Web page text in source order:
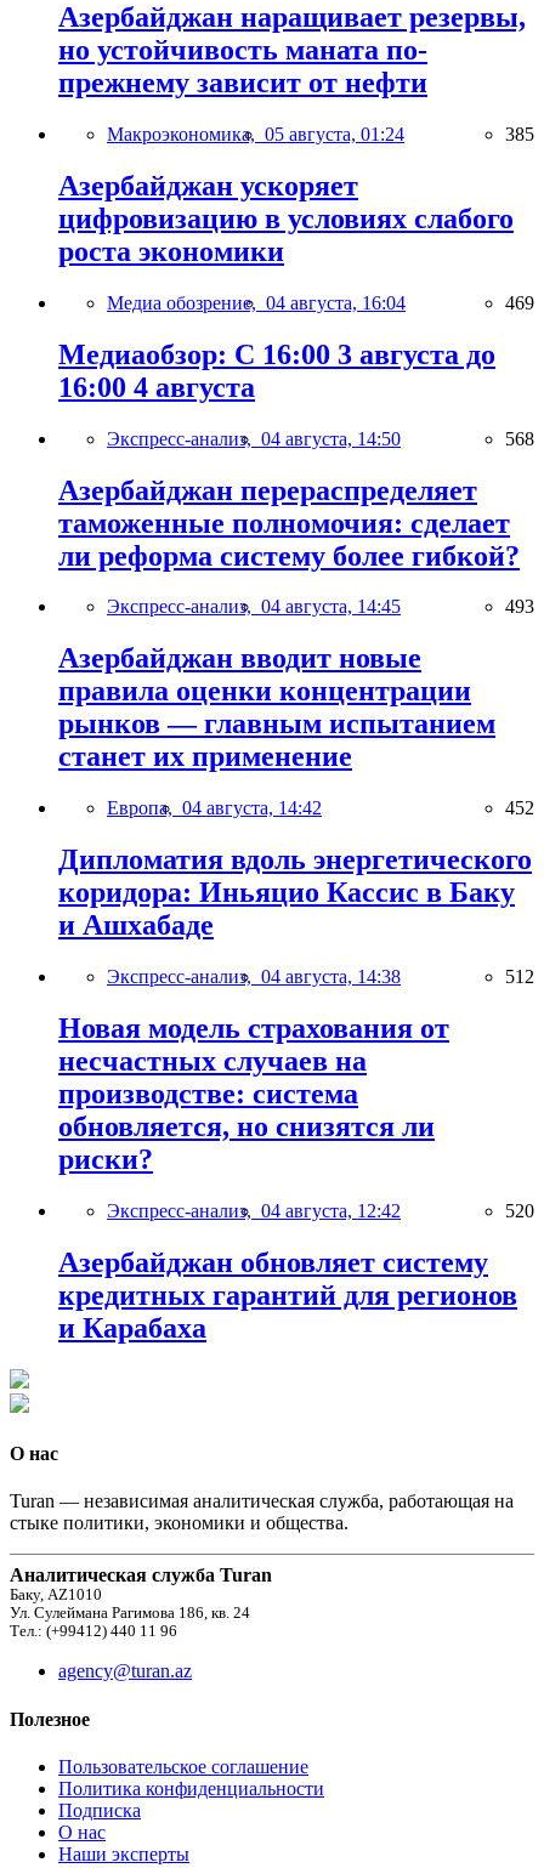
Азербайджан наращивает резервы,
но устойчивость маната по-
прежнему зависит от нефти
Макроэкономика, 05 августа, 01:24 385
Азербайджан ускоряет
цифровизацию в условиях слабого
роста экономики
Медиа обозрение, 04 августа, 16:04 469
Медиаобзор: С 16:00 3 августа до
16:00 4 августа
Экспресс-анализ, 04 августа, 14:50 568
Азербайджан перераспределяет
таможенные полномочия: сделает
ли реформа систему более гибкой?
Экспресс-анализ, 04 августа, 14:45 493
Азербайджан вводит новые
правила оценки концентрации
рынков — главным испытанием
станет их применение
Европа, 04 августа, 14:42 452
Дипломатия вдоль энергетического
коридора: Иньяцио Кассис в Баку
и Ашхабаде
Экспресс-анализ, 04 августа, 14:38 512
Новая модель страхования от
несчастных случаев на
производстве: система
обновляется, но снизятся ли
риски?
Экспресс-анализ, 04 августа, 12:42 520
Азербайджан обновляет систему
кредитных гарантий для регионов
и Карабаха
О нас
Turan — независимая аналитическая служба, работающая на
стыке политики, экономики и общества.
Аналитическая служба Turan
Баку, AZ1010
Ул. Сулеймана Рагимова 186, кв. 24
Тел.: (+99412) 440 11 96
agency@turan.az
Полезное
Пользовательское соглашение
Политика конфиденциальности
Подписка
О нас
Наши эксперты